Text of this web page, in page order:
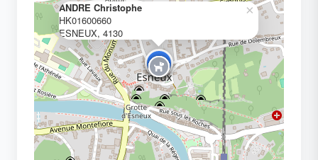
ANDRE Christophe
HK01600660
ESNEUX, 4130
×